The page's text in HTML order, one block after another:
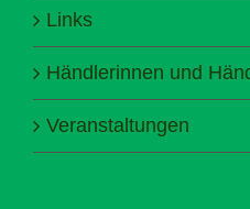
Links
Händlerinnen und
Veranstaltungen